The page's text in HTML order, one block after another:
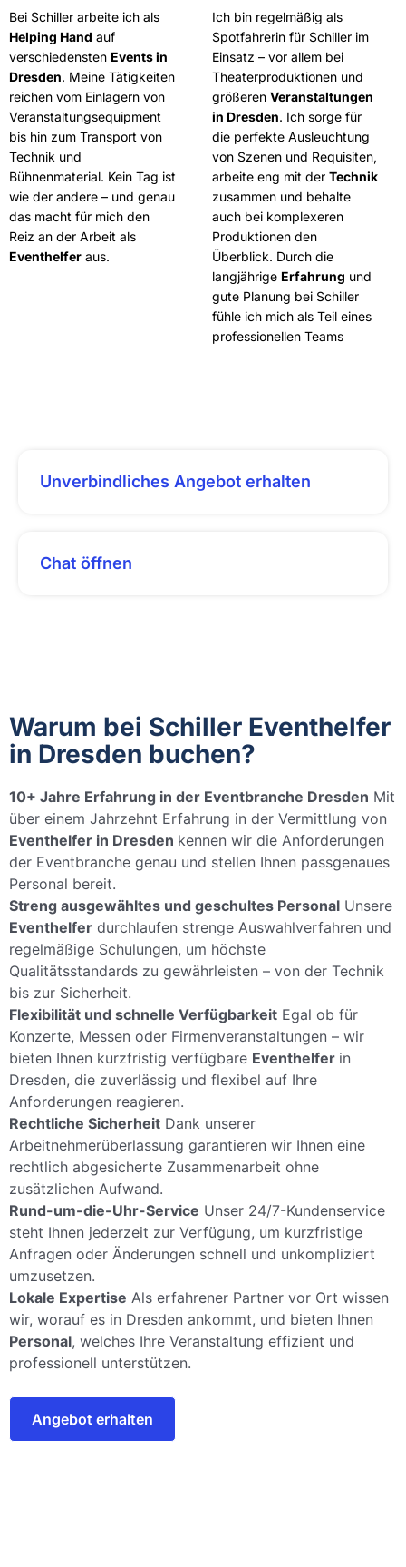
Bei Schiller arbeite ich als
Helping Hand auf
verschiedensten Events in
Dresden. Meine Tätigkeiten
reichen vom Einlagern von
Veranstaltungsequipment
bis hin zum Transport von
Technik und
Bühnenmaterial. Kein Tag ist
wie der andere – und genau
das macht für mich den
Reiz an der Arbeit als
Eventhelfer aus.
Ich bin regelmäßig als
Spotfahrerin für Schiller im
Einsatz – vor allem bei
Theaterproduktionen und
größeren Veranstaltungen
in Dresden. Ich sorge für
die perfekte Ausleuchtung
von Szenen und Requisiten,
arbeite eng mit der Technik
zusammen und behalte
auch bei komplexeren
Produktionen den
Überblick. Durch die
langjährige Erfahrung und
gute Planung bei Schiller
fühle ich mich als Teil eines
professionellen Teams
Unverbindliches Angebot erhalten
Chat öffnen
Warum bei Schiller Eventhelfer
in Dresden buchen?
10+ Jahre Erfahrung in der Eventbranche Dresden Mit
über einem Jahrzehnt Erfahrung in der Vermittlung von
Eventhelfer in Dresden kennen wir die Anforderungen
der Eventbranche genau und stellen Ihnen passgenaues
Personal bereit.
Streng ausgewähltes und geschultes Personal Unsere
Eventhelfer durchlaufen strenge Auswahlverfahren und
regelmäßige Schulungen, um höchste
Qualitätsstandards zu gewährleisten – von der Technik
bis zur Sicherheit.
Flexibilität und schnelle Verfügbarkeit Egal ob für
Konzerte, Messen oder Firmenveranstaltungen – wir
bieten Ihnen kurzfristig verfügbare Eventhelfer in
Dresden, die zuverlässig und flexibel auf Ihre
Anforderungen reagieren.
Rechtliche Sicherheit Dank unserer
Arbeitnehmerüberlassung garantieren wir Ihnen eine
rechtlich abgesicherte Zusammenarbeit ohne
zusätzlichen Aufwand.
Rund-um-die-Uhr-Service Unser 24/7-Kundenservice
steht Ihnen jederzeit zur Verfügung, um kurzfristige
Anfragen oder Änderungen schnell und unkompliziert
umzusetzen.
Lokale Expertise Als erfahrener Partner vor Ort wissen
wir, worauf es in Dresden ankommt, und bieten Ihnen
Personal, welches Ihre Veranstaltung effizient und
professionell unterstützen.
Angebot erhalten